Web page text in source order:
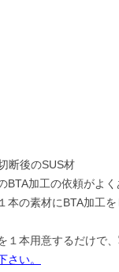
断後のSUS材
加工の依頼がよく
の素材にBTA加工
本用意するだけで
い。